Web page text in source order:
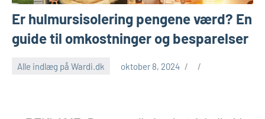
Er hulmursisolering pengene værd? En
guide til omkostninger og besparelser
Alle indlæg på Wardi.dk oktober 8, 2024